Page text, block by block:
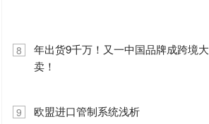
8
年出货9千万！又一中国品牌成跨境大
卖！
9 欧盟进口管制系统浅析